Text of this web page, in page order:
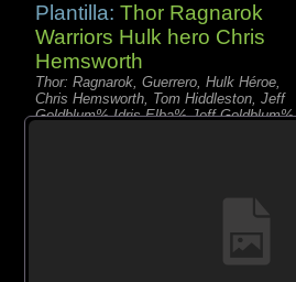
Plantilla:Thor Ragnarok
Warriors Hulk hero Chris
Hemsworth
Thor: Ragnarok, Guerrero, Hulk Héroe,
Chris Hemsworth, Tom Hiddleston, Jeff
Goldblum% Idris Elba% Jeff Goldblum%